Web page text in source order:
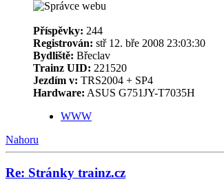
Příspěvky: 244
Registrován: stř 12. bře 2008 23:03:30
Bydliště: Břeclav
Trainz UID: 221520
Jezdím v: TRS2004 + SP4
Hardware: ASUS G751JY-T7035H
WWW
Nahoru
Re: Stránky trainz.cz